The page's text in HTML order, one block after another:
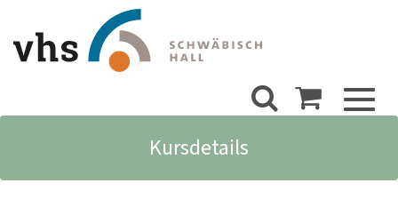
Kursdetails